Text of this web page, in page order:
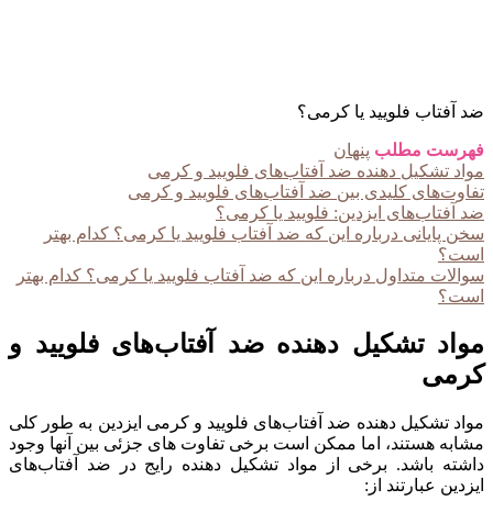
ضد آفتاب فلویید یا کرمی؟
فهرست مطلب پنهان
مواد تشکیل دهنده ضد آفتاب‌های فلویید و کرمی
تفاوت‌های کلیدی بین ضد آفتاب‌های فلویید و کرمی
ضد آفتاب‌های ایزدین: فلویید یا کرمی؟
سخن پایانی درباره این که ضد آفتاب فلویید یا کرمی؟ کدام بهتر
است؟
سوالات متداول درباره این که ضد آفتاب فلویید یا کرمی؟ کدام بهتر
است؟
مواد تشکیل دهنده ضد آفتاب‌های فلویید و
کرمی
مواد تشکیل دهنده ضد آفتاب‌های فلویید و کرمی ایزدین به طور کلی
مشابه هستند، اما ممکن است برخی تفاوت‌ های جزئی بین آنها وجود
داشته باشد. برخی از مواد تشکیل دهنده رایج در ضد آفتاب‌های
ایزدین عبارتند از: